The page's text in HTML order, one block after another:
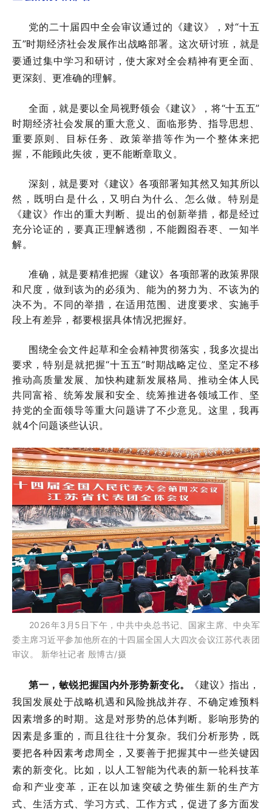
党的二十届四中全会审议通过的《建议》，对“十五
五”时期经济社会发展作出战略部署。这次研讨班，就是
要通过集中学习和研讨，使大家对全会精神有更全面、
更深刻、更准确的理解。
全面，就是要以全局视野领会《建议》，将“十五五”
时期经济社会发展的重大意义、面临形势、指导思想、
重要原则、目标任务、政策举措等作为一个整体来把
握，不能顾此失彼，更不能断章取义。
深刻，就是要对《建议》各项部署知其然又知其所以
然，既明白是什么，又明白为什么、怎么做。特别是
《建议》作出的重大判断、提出的创新举措，都是经过
充分论证的，要真正理解透彻，不能囫囵吞枣、一知半
解。
准确，就是要精准把握《建议》各项部署的政策界限
和尺度，做到该为的必须为、能为的努力为、不该为的
决不为。不同的举措，在适用范围、进度要求、实施手
段上有差异，都要根据具体情况把握好。
围绕全会文件起草和全会精神贯彻落实，我多次提出
要求，特别是就把握“十五五”时期战略定位、坚定不移
推动高质量发展、加快构建新发展格局、推动全体人民
共同富裕、统筹发展和安全、统筹推进各领域工作、坚
持党的全面领导等重大问题讲了不少意见。这里，我再
就4个问题谈些认识。
2026年3月5日下午，中共中央总书记、国家主席、中央军
委主席习近平参加他所在的十四届全国人大四次会议江苏代表团
审议。 新华社记者 殷博古/摄
第一，敏锐把握国内外形势新变化。
《建议》指出，
我国发展处于战略机遇和风险挑战并存、不确定难预料
因素增多的时期。这是对形势的总体判断。影响形势的
因素是多重的，而且往往十分复杂。我们分析形势，既
要把各种因素考虑周全，又要善于把握其中一些关键因
素的新变化。比如，以人工智能为代表的新一轮科技革
命和产业变革，正在以加速突破之势催生新的生产方
式、生活方式、学习方式、工作方式，促进了多方面发